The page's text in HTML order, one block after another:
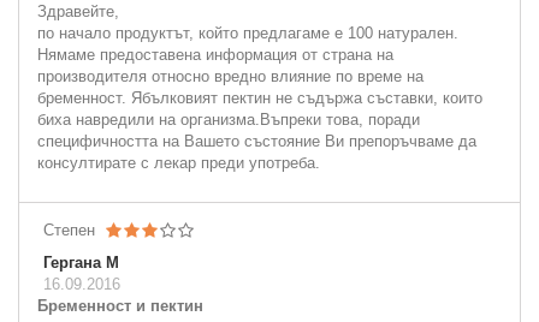
Здравейте,
по начало продуктът, който предлагаме е 100 натурален.
Нямаме предоставена информация от страна на
производителя относно вредно влияние по време на
бременност. Ябълковият пектин не съдържа съставки, които
биха навредили на организма.Въпреки това, поради
специфичността на Вашето състояние Ви препоръчваме да
консултирате с лекар преди употреба.
Степен
Гергана М
16.09.2016
Бременност и пектин